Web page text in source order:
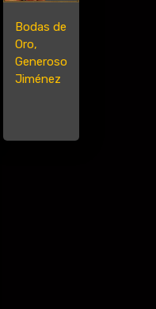
Bodas de
Oro,
Generoso
Jiménez